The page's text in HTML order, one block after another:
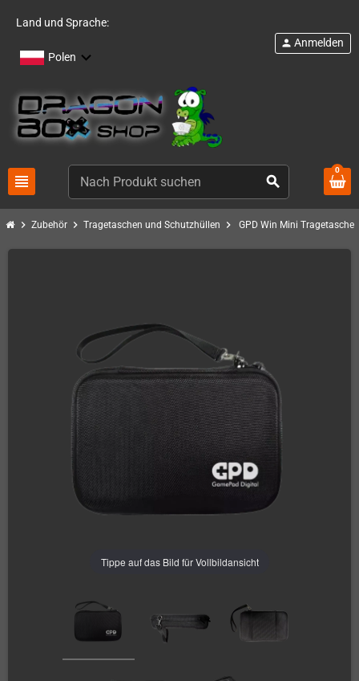
Land und Sprache:
Polen
view_headline search
person Anmelden
0
chevron_right Zubehör chevron_right Tragetaschen und Schutzhüllen chevron_right GPD Win Mini Tragetasche
Tippe auf das Bild für Vollbildansicht